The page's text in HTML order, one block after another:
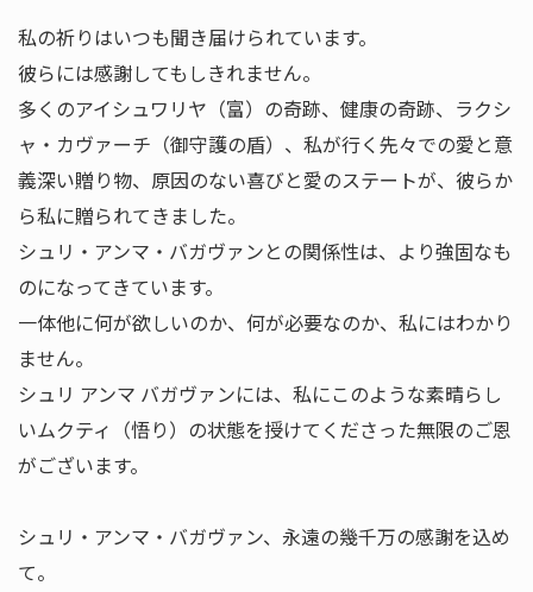
私の祈りはいつも聞き届けられています。
彼らには感謝してもしきれません。
多くのアイシュワリヤ（富）の奇跡、健康の奇跡、ラクシ
ャ・カヴァーチ（御守護の盾）、私が行く先々での愛と意
義深い贈り物、原因のない喜びと愛のステートが、彼らか
ら私に贈られてきました。
シュリ・アンマ・バガヴァンとの関係性は、より強固なも
のになってきています。
一体他に何が欲しいのか、何が必要なのか、私にはわかり
ません。
シュリ アンマ バガヴァンには、私にこのような素晴らし
いムクティ（悟り）の状態を授けてくださった無限のご恩
がございます。
シュリ・アンマ・バガヴァン、永遠の幾千万の感謝を込め
て。